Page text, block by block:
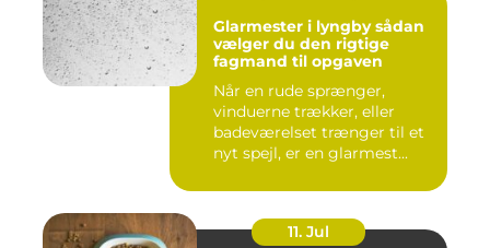
Glarmester i lyngby sådan
vælger du den rigtige
fagmand til opgaven
Når en rude sprænger,
vinduerne trækker, eller
badeværelset trænger til et
nyt spejl, er en glarmest...
11. Jul